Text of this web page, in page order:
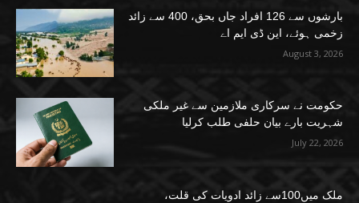
بارشوں سے 126 افراد جاں بحق، 400 سے زائد
زخمی ہوئے، این ڈی ایم اے
August 3, 2026
حکومت نے سرکاری ملازمین سے غیر ملکی
شہریت بارے بیان حلفی طلب کرلیا
July 22, 2026
ملک میں100سے زائد ادویات کی قلت،